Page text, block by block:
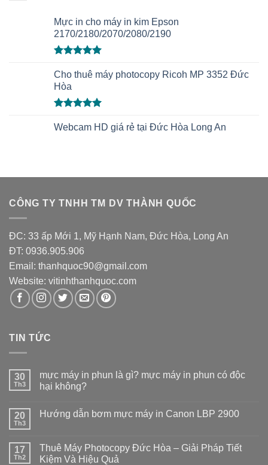
Mực in cho máy in kim Epson
2170/2180/2070/2080/2190
hạng5.00
5 sao
Cho thuê máy photocopy Ricoh MP 3352 Đức
Hòa
hạng5.00
Webcam HD giá rẻ tại Đức Hòa Long An
CÔNG TY TNHH TM DV THÀNH QUỐC
ĐC: 33 ấp Mới 1, Mỹ Hạnh Nam, Đức Hòa, Long An
ĐT: 0936.905.906
Email: thanhquoc90@gmail.com
Website: vitinhthanhquoc.com
TIN TỨC
30
Th3
mực máy in phun là gì? mực máy in phun có độc
hại không?
20
Th3
Hướng dẫn bơm mực máy in Canon LBP 2900
17
Th2
Thuê Máy Photocopy Đức Hòa – Giải Pháp Tiết
Kiệm Và Hiệu Quả